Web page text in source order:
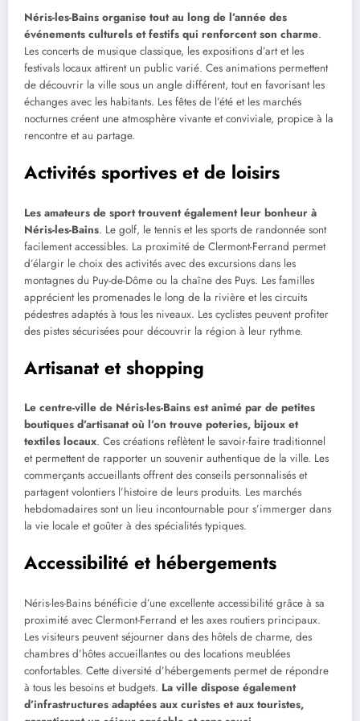
Néris-les-Bains organise tout au long de l’année des
événements culturels et festifs qui renforcent son charme.
Les concerts de musique classique, les expositions d’art et les
festivals locaux attirent un public varié. Ces animations permettent
de découvrir la ville sous un angle différent, tout en favorisant les
échanges avec les habitants. Les fêtes de l’été et les marchés
nocturnes créent une atmosphère vivante et conviviale, propice à la
rencontre et au partage.
Activités sportives et de loisirs
Les amateurs de sport trouvent également leur bonheur à
Néris-les-Bains. Le golf, le tennis et les sports de randonnée sont
facilement accessibles. La proximité de Clermont-Ferrand permet
d’élargir le choix des activités avec des excursions dans les
montagnes du Puy-de-Dôme ou la chaîne des Puys. Les familles
apprécient les promenades le long de la rivière et les circuits
pédestres adaptés à tous les niveaux. Les cyclistes peuvent profiter
des pistes sécurisées pour découvrir la région à leur rythme.
Artisanat et shopping
Le centre-ville de Néris-les-Bains est animé par de petites
boutiques d’artisanat où l’on trouve poteries, bijoux et
textiles locaux. Ces créations reflètent le savoir-faire traditionnel
et permettent de rapporter un souvenir authentique de la ville. Les
commerçants accueillants offrent des conseils personnalisés et
partagent volontiers l’histoire de leurs produits. Les marchés
hebdomadaires sont un lieu incontournable pour s’immerger dans
la vie locale et goûter à des spécialités typiques.
Accessibilité et hébergements
Néris-les-Bains bénéficie d’une excellente accessibilité grâce à sa
proximité avec Clermont-Ferrand et les axes routiers principaux.
Les visiteurs peuvent séjourner dans des hôtels de charme, des
chambres d’hôtes accueillantes ou des locations meublées
confortables. Cette diversité d’hébergements permet de répondre
à tous les besoins et budgets. La ville dispose également
d’infrastructures adaptées aux curistes et aux touristes,